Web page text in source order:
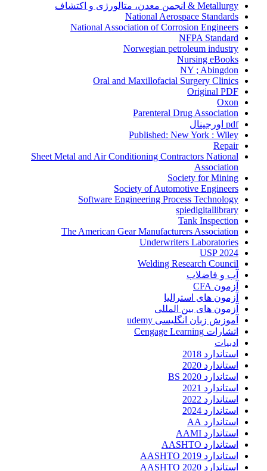
Metallurgy & انجمن معدن، متالورژی و اکتشاف
National Aerospace Standards
National Association of Corrosion Engineers
NFPA Standard
Norwegian petroleum industry
Nursing eBooks
NY ; Abingdon
Oral and Maxillofacial Surgery Clinics
Original PDF
Oxon
Parenteral Drug Association
pdf اورجینال
Published: New York : Wiley
Repair
Sheet Metal and Air Conditioning Contractors National
Association
Society for Mining
Society of Automotive Engineers
Software Engineering Process Technology
spiedigitallibrary
Tank Inspection
The American Gear Manufacturers Association
Underwriters Laboratories
USP 2024
Welding Research Council
آب و فاضلاب
آزمون CFA
آزمون های استرالیا
آزمون های بین المللی
آموزش زبان انگلیسی udemy
اتشارات Cengage Learning
ادبیات
استاندارد 2018
استاندارد 2020
استاندارد 2020 BS
استاندارد 2021
استاندارد 2022
استاندارد 2024
استاندارد AA
استاندارد AAMI
استاندارد AASHTO
استاندارد AASHTO 2019
استاندارد AASHTO 2020